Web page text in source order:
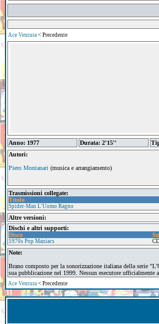
Ace Ventura < Precedente
Anno: 1977 Durata: 2'15''
Autori:
Piero Montanari (musica e arrangiamento)
Trasmissioni collegate:
Titolo
Spider-Man L'Uomo Ragno
Altre versioni:
Dischi e altri supporti:
Disco
1970s Pop Maniacs
Note:
Brano composto per la sonorizzazione italiana della serie
sua pubblicazione nel 1999. Nessun esecutore ufficialmente
Ace Ventura < Precedente